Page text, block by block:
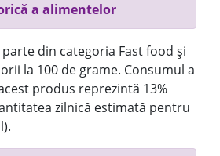
a alimentelor
din categoria Fast food și
la 100 de grame. Consumul a
produs reprezintă 13%
zilnică estimată pentru